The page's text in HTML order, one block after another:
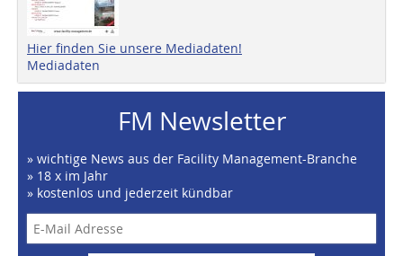
Hier finden Sie unsere Mediadaten!
Mediadaten
FM Newsletter
» wichtige News aus der Facility Management-Branche
» 18 x im Jahr
» kostenlos und jederzeit kündbar